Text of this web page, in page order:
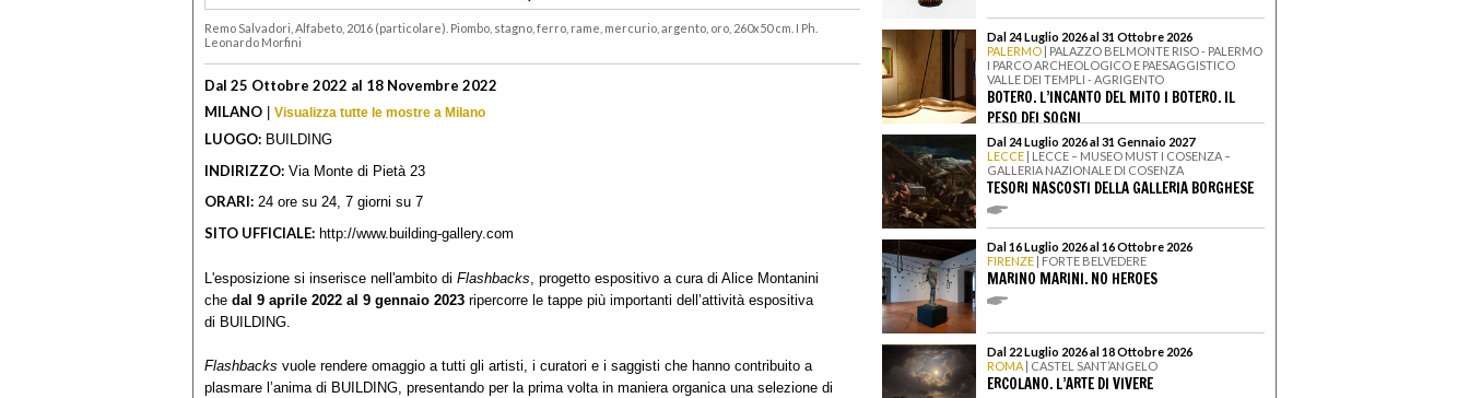
Remo Salvadori, Alfabeto, 2016 (particolare). Piombo, stagno, ferro, rame, mercurio, argento, oro, 260x50 cm. I Ph.
Leonardo Morfini
Dal 25 Ottobre 2022 al 18 Novembre 2022
MILANO | Visualizza tutte le mostre a Milano
LUOGO: BUILDING
INDIRIZZO: Via Monte di Pietà 23
ORARI: 24 ore su 24, 7 giorni su 7
SITO UFFICIALE: http://www.building-gallery.com
L'esposizione si inserisce nell'ambito di Flashbacks, progetto espositivo a cura di Alice Montanini
che dal 9 aprile 2022 al 9 gennaio 2023 ripercorre le tappe più importanti dell’attività espositiva
di BUILDING.
Flashbacks vuole rendere omaggio a tutti gli artisti, i curatori e i saggisti che hanno contribuito a
plasmare l’anima di BUILDING, presentando per la prima volta in maniera organica una selezione di
Dal 24 Luglio 2026 al 31 Ottobre 2026
PALERMO | PALAZZO BELMONTE RISO - PALERMO
I PARCO ARCHEOLOGICO E PAESAGGISTICO
VALLE DEI TEMPLI - AGRIGENTO
BOTERO. L’INCANTO DEL MITO I BOTERO. IL
PESO DEI SOGNI
Dal 24 Luglio 2026 al 31 Gennaio 2027
LECCE | LECCE – MUSEO MUST I COSENZA –
GALLERIA NAZIONALE DI COSENZA
TESORI NASCOSTI DELLA GALLERIA BORGHESE
Dal 16 Luglio 2026 al 16 Ottobre 2026
FIRENZE | FORTE BELVEDERE
MARINO MARINI. NO HEROES
Dal 22 Luglio 2026 al 18 Ottobre 2026
ROMA | CASTEL SANT’ANGELO
ERCOLANO. L’ARTE DI VIVERE